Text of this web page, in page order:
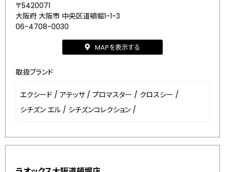
〒5420071
大阪府 大阪市 中央区道頓堀1-1-3
06-4708-0030
MAPを表示する
取扱ブランド
エクシード / アテッサ / プロマスター / クロスシー /
シチズン エル / シチズンコレクション /